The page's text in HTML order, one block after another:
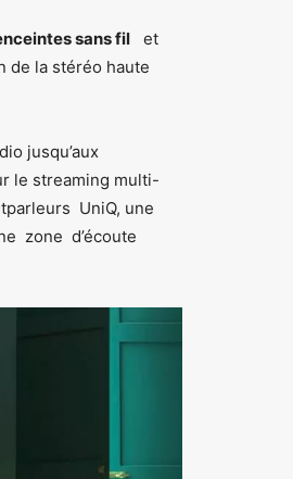
sans fil
et
de la stéréo haute
jusqu’aux
le streaming multi-
Uni­Q, une
zone d’écoute